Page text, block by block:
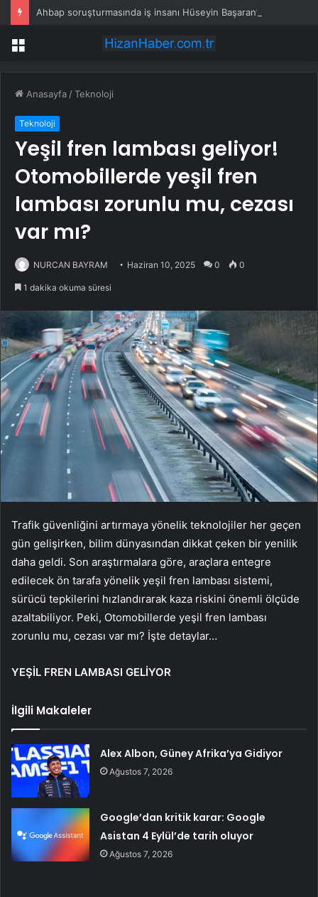
Menü
Anasayfa /Teknoloji
Teknoloji
Yeşil fren lambası geliyor!
Otomobillerde yeşil fren
lambası zorunlu mu, cezası
var mı?
NURCAN BAYRAM Haziran 10, 2025 0 0
1 dakika okuma süresi
Trafik güvenliğini artırmaya yönelik teknolojiler her geçen
gün gelişirken, bilim dünyasından dikkat çeken bir yenilik
daha geldi. Son araştırmalara göre, araçlara entegre
edilecek ön tarafa yönelik yeşil fren lambası sistemi,
sürücü tepkilerini hızlandırarak kaza riskini önemli ölçüde
azaltabiliyor. Peki, Otomobillerde yeşil fren lambası
zorunlu mu, cezası var mı? İşte detaylar…
YEŞİL FREN LAMBASI GELİYOR
İlgili Makaleler
Alex Albon, Güney Afrika’ya Gidiyor
Ağustos 7, 2026
Google’dan kritik karar: Google
Asistan 4 Eylül’de tarih oluyor
Ağustos 7, 2026